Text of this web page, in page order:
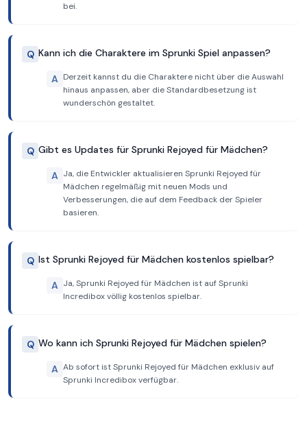
bei.
Q Kann ich die Charaktere im Sprunki Spiel anpassen?
A Derzeit kannst du die Charaktere nicht über die Auswahl
hinaus anpassen, aber die Standardbesetzung ist
wunderschön gestaltet.
Q Gibt es Updates für Sprunki Rejoyed für Mädchen?
A Ja, die Entwickler aktualisieren Sprunki Rejoyed für
Mädchen regelmäßig mit neuen Mods und
Verbesserungen, die auf dem Feedback der Spieler
basieren.
Q Ist Sprunki Rejoyed für Mädchen kostenlos spielbar?
A Ja, Sprunki Rejoyed für Mädchen ist auf Sprunki
Incredibox völlig kostenlos spielbar.
Q Wo kann ich Sprunki Rejoyed für Mädchen spielen?
A Ab sofort ist Sprunki Rejoyed für Mädchen exklusiv auf
Sprunki Incredibox verfügbar.